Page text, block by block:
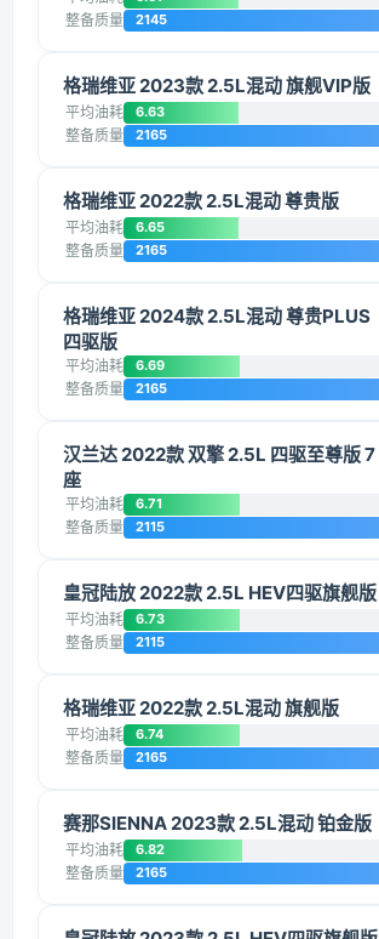
整备质量 2145
格瑞维亚 2023款 2.5L混动 旗舰VIP版
平均油耗 6.63
整备质量 2165
格瑞维亚 2022款 2.5L混动 尊贵版
平均油耗 6.65
整备质量 2165
格瑞维亚 2024款 2.5L混动 尊贵PLUS
四驱版
平均油耗 6.69
整备质量 2165
汉兰达 2022款 双擎 2.5L 四驱至尊版 7
座
平均油耗 6.71
整备质量 2115
皇冠陆放 2022款 2.5L HEV四驱旗舰版
平均油耗 6.73
整备质量 2115
格瑞维亚 2022款 2.5L混动 旗舰版
平均油耗 6.74
整备质量 2165
赛那SIENNA 2023款 2.5L混动 铂金版
平均油耗 6.82
整备质量 2165